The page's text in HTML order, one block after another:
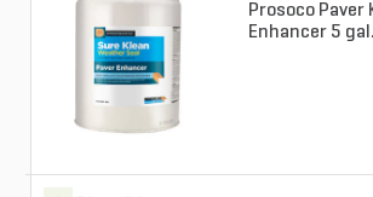
Prosoco Paver
Enhancer 5 gal.